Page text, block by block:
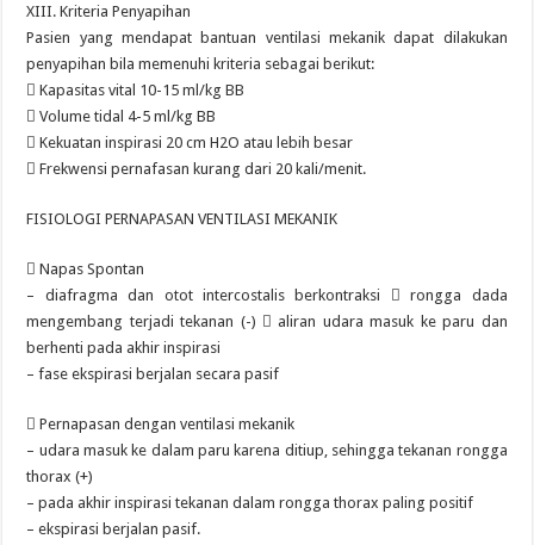
XIII. Kriteria Penyapihan
Pasien yang mendapat bantuan ventilasi mekanik dapat dilakukan
penyapihan bila memenuhi kriteria sebagai berikut:
 Kapasitas vital 10-15 ml/kg BB
 Volume tidal 4-5 ml/kg BB
 Kekuatan inspirasi 20 cm H2O atau lebih besar
 Frekwensi pernafasan kurang dari 20 kali/menit.
FISIOLOGI PERNAPASAN VENTILASI MEKANIK
 Napas Spontan
– diafragma dan otot intercostalis berkontraksi  rongga dada
mengembang terjadi tekanan (-)  aliran udara masuk ke paru dan
berhenti pada akhir inspirasi
– fase ekspirasi berjalan secara pasif
 Pernapasan dengan ventilasi mekanik
– udara masuk ke dalam paru karena ditiup, sehingga tekanan rongga
thorax (+)
– pada akhir inspirasi tekanan dalam rongga thorax paling positif
– ekspirasi berjalan pasif.